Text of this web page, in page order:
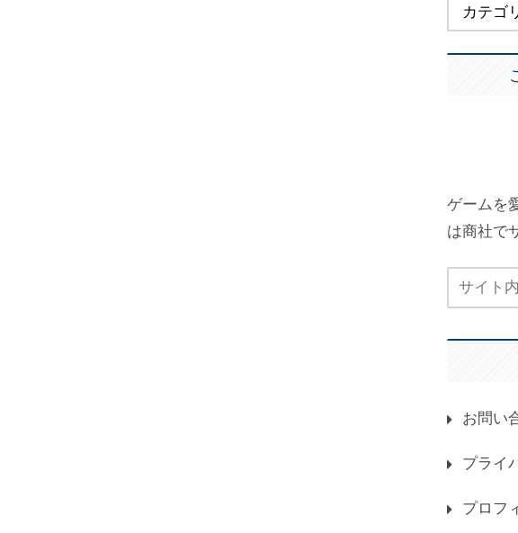
ゲームを
は商社で
お問い
プライ
プロフ